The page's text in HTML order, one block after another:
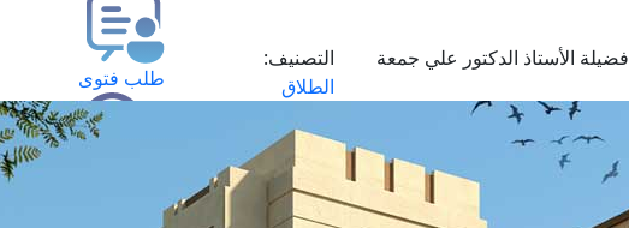
فضيلة الأستاذ الدكتور علي جمعة
التصنيف:
الطلاق
طلب فتوى